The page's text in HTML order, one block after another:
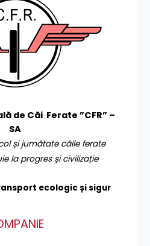
de Căi Ferate ”CFR” –
SA
și jumătate căile ferate
la progres și civilizație
ecologic și sigur